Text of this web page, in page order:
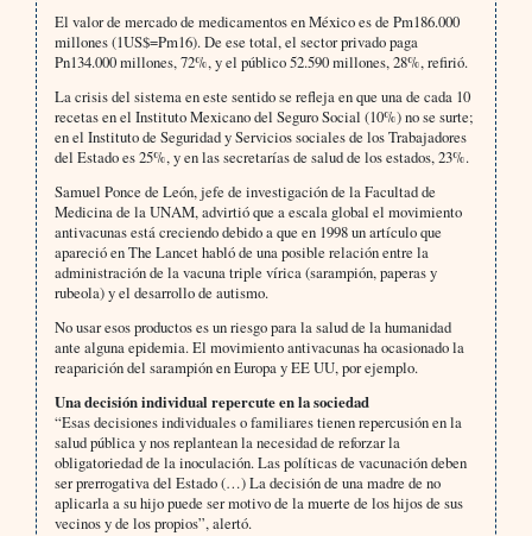
El valor de mercado de medicamentos en México es de Pm186.000
millones (1US$=Pm16). De ese total, el sector privado paga
Pn134.000 millones, 72%, y el público 52.590 millones, 28%, refirió.
La crisis del sistema en este sentido se refleja en que una de cada 10
recetas en el Instituto Mexicano del Seguro Social (10%) no se surte;
en el Instituto de Seguridad y Servicios sociales de los Trabajadores
del Estado es 25%, y en las secretarías de salud de los estados, 23%.
Samuel Ponce de León, jefe de investigación de la Facultad de
Medicina de la UNAM, advirtió que a escala global el movimiento
antivacunas está creciendo debido a que en 1998 un artículo que
apareció en The Lancet habló de una posible relación entre la
administración de la vacuna triple vírica (sarampión, paperas y
rubeola) y el desarrollo de autismo.
No usar esos productos es un riesgo para la salud de la humanidad
ante alguna epidemia. El movimiento antivacunas ha ocasionado la
reaparición del sarampión en Europa y EE UU, por ejemplo.
Una decisión individual repercute en la sociedad
“Esas decisiones individuales o familiares tienen repercusión en la
salud pública y nos replantean la necesidad de reforzar la
obligatoriedad de la inoculación. Las políticas de vacunación deben
ser prerrogativa del Estado (…) La decisión de una madre de no
aplicarla a su hijo puede ser motivo de la muerte de los hijos de sus
vecinos y de los propios”, alertó.